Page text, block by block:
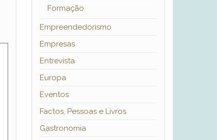
Formação
Empreendedorismo
Empresas
Entrevista
Europa
Eventos
Factos, Pessoas e Livros
Gastronomia